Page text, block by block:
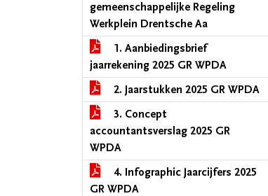
gemeenschappelijke Regeling
Werkplein Drentsche Aa
1. Aanbiedingsbrief
jaarrekening 2025 GR WPDA
2. Jaarstukken 2025 GR WPDA
3. Concept
accountantsverslag 2025 GR
WPDA
4. Infographic Jaarcijfers 2025
GR WPDA